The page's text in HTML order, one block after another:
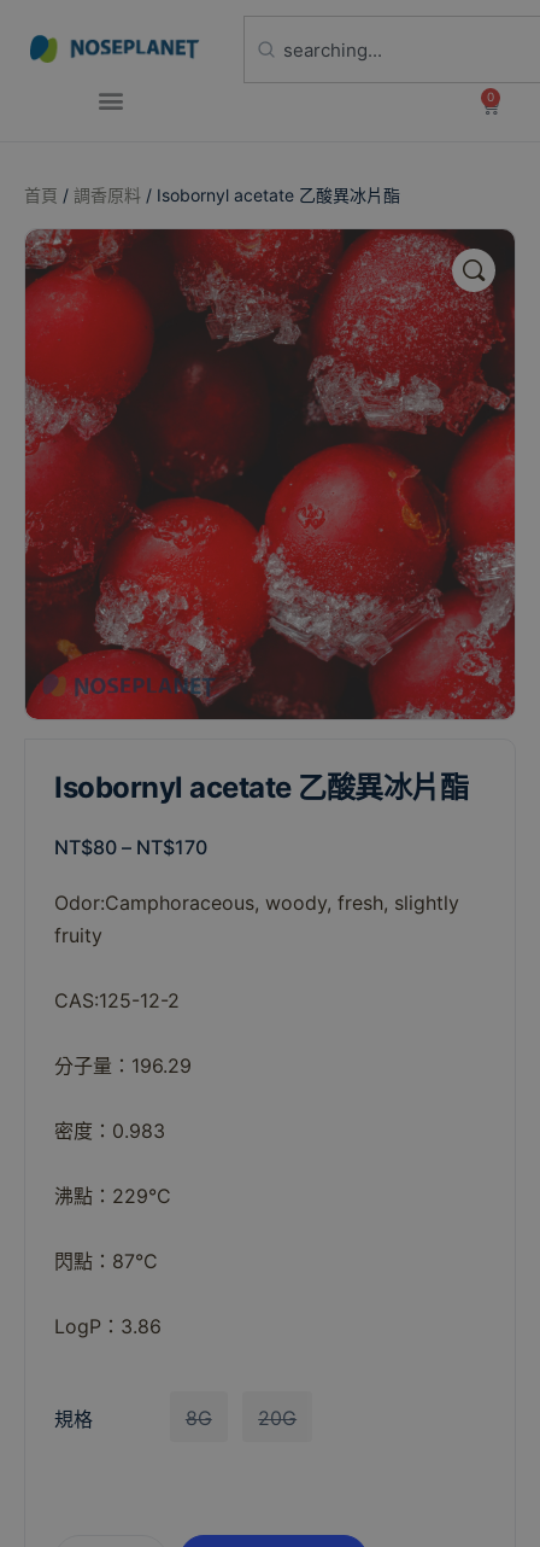
0
首頁 / 調香原料 / Isobornyl acetate 乙酸異冰片酯
🔍
Isobornyl acetate 乙酸異冰片酯
NT$80 – NT$170
Odor:Camphoraceous, woody, fresh, slightly
fruity
CAS:125-12-2
分子量：196.29
密度：0.983
沸點：229°C
閃點：87°C
LogP：3.86
規格 8G 20G